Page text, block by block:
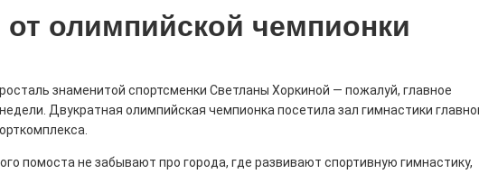
литературе и детям
0
зарекомендовала себя флагманом
раз этот статус подтвердили
от олимпийской чемпионки
знаменитой спортсменки Светланы Хоркиной — пожалуй, главное
Двукратная олимпийская чемпионка посетила зал гимнастики
помоста не забывают про города, где развивают спортивную гимнастику,